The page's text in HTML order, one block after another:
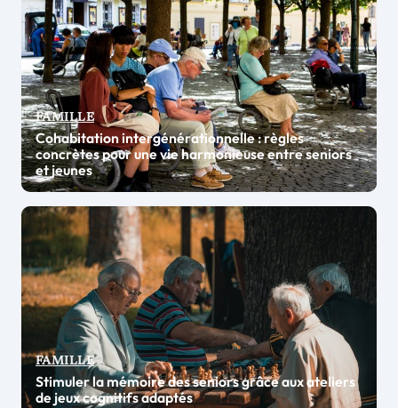
FAMILLE
Cohabitation intergénérationnelle : règles
concrètes pour une vie harmonieuse entre seniors
et jeunes
FAMILLE
Stimuler la mémoire des seniors grâce aux ateliers
de jeux cognitifs adaptés